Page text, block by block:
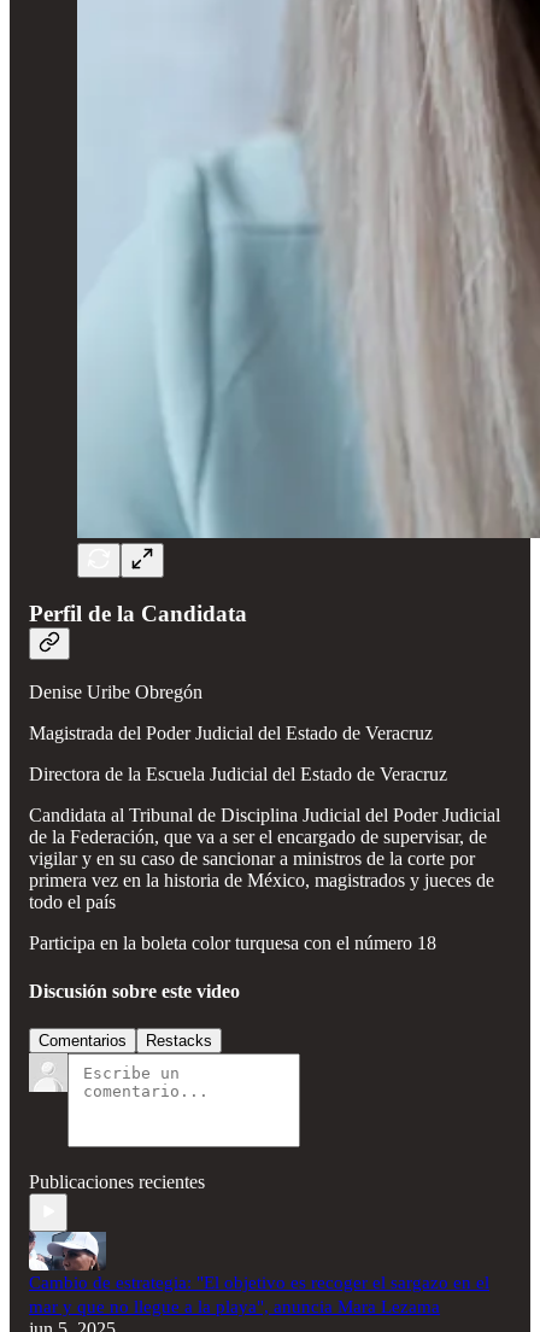
Perfil de la Candidata
Denise Uribe Obregón
Magistrada del Poder Judicial del Estado de Veracruz
Directora de la Escuela Judicial del Estado de Veracruz
Candidata al Tribunal de Disciplina Judicial del Poder Judicial
de la Federación, que va a ser el encargado de supervisar, de
vigilar y en su caso de sancionar a ministros de la corte por
primera vez en la historia de México, magistrados y jueces de
todo el país
Participa en la boleta color turquesa con el número 18
Discusión sobre este video
Comentarios Restacks
Publicaciones recientes
Cambio de estrategia: "El objetivo es recoger el sargazo en el
mar y que no llegue a la playa", anuncia Mara Lezama